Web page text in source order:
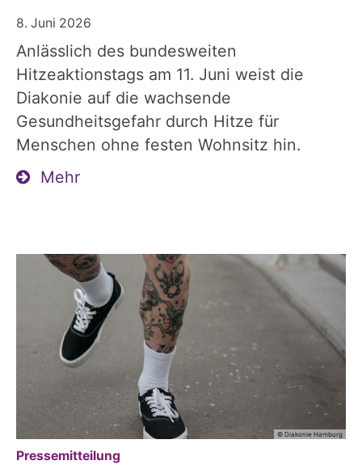
8. Juni 2026
Anlässlich des bundesweiten
Hitzeaktionstags am 11. Juni weist die
Diakonie auf die wachsende
Gesundheitsgefahr durch Hitze für
Menschen ohne festen Wohnsitz hin.
Mehr
© Diakonie Hamburg
Pressemitteilung